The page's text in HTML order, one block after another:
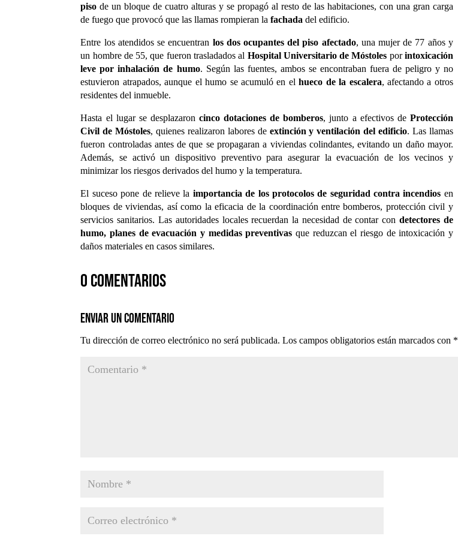
piso de un bloque de cuatro alturas y se propagó al resto de las habitaciones, con una gran carga
de fuego que provocó que las llamas rompieran lafachada del edificio.
Entre los atendidos se encuentran los dos ocupantes del piso afectado, una mujer de 77 años y
un hombre de 55, que fueron trasladados al Hospital Universitario de Móstoles porintoxicación
leve por inhalación de humo. Según las fuentes, ambos se encontraban fuera de peligro y no
estuvieron atrapados, aunque el humo se acumuló en elhueco de la escalera, afectando a otros
residentes del inmueble.
Hasta el lugar se desplazaron cinco dotaciones de bomberos, junto a efectivos de Protección
Civil de Móstoles, quienes realizaron labores de extinción y ventilación del edificio. Las llamas
fueron controladas antes de que se propagaran a viviendas colindantes, evitando un daño mayor.
Además, se activó un dispositivo preventivo para asegurar la evacuación de los vecinos y
minimizar los riesgos derivados del humo y la temperatura.
El suceso pone de relieve la importancia de los protocolos de seguridad contra incendios en
bloques de viviendas, así como la eficacia de la coordinación entre bomberos, protección civil y
servicios sanitarios. Las autoridades locales recuerdan la necesidad de contar condetectores de
humo, planes de evacuación y medidas preventivas que reduzcan el riesgo de intoxicación y
daños materiales en casos similares.
0 comentarios
Enviar un comentario
Tu dirección de correo electrónico no será publicada. Los campos obligatorios están marcados con *